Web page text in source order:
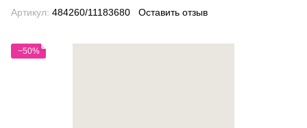
Артикул: 484260/11183680 Оставить отзыв
−50%